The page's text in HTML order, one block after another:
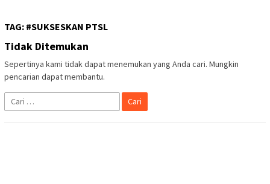
TAG: #SUKSESKAN PTSL
Tidak Ditemukan
Sepertinya kami tidak dapat menemukan yang Anda cari. Mungkin
pencarian dapat membantu.
Cari
untuk: